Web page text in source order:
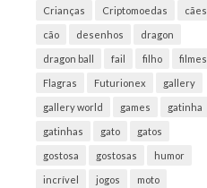
Crianças Criptomoedas cães
cão desenhos dragon
dragon ball fail filho filmes
Flagras Futurionex gallery
gallery world games gatinha
gatinhas gato gatos
gostosa gostosas humor
incrível jogos moto